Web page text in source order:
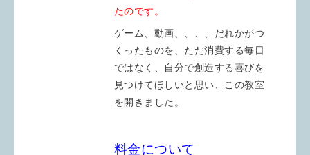
たのです。
ゲーム、動画、、、、だれかがつ
くったものを、ただ消費する毎日
ではなく、自分で創造する喜びを
見つけてほしいと思い、この教室
を開きました。
料金について